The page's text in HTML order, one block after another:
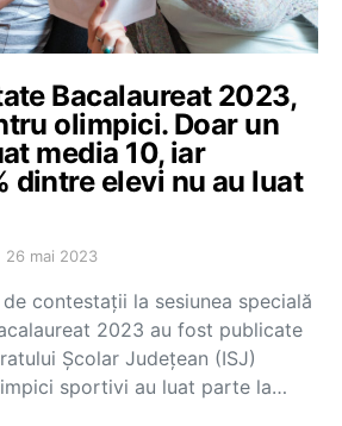
Bacalaureat 2023,
olimpici. Doar un
media 10, iar
dintre elevi nu au luat
26 mai 2023
contestații la sesiunea specială
2023 au fost publicate
Școlar Județean (ISJ)
sportivi au luat parte la…